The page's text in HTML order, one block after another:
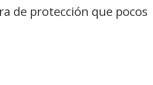
de protección que pocos